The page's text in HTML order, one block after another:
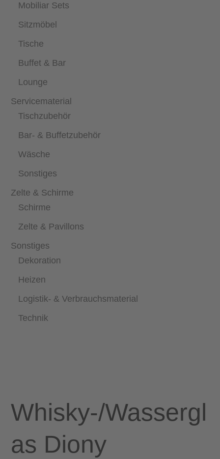
Mobiliar Sets
Sitzmöbel
Tische
Buffet & Bar
Lounge
Servicematerial
Tischzubehör
Bar- & Buffetzubehör
Wäsche
Sonstiges
Zelte & Schirme
Schirme
Zelte & Pavillons
Sonstiges
Dekoration
Heizen
Logistik- & Verbrauchsmaterial
Technik
Whisky-/Wassergl
as Diony